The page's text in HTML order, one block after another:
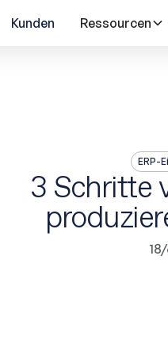
Kunden Ressourcen
ERP-
3 Schritte